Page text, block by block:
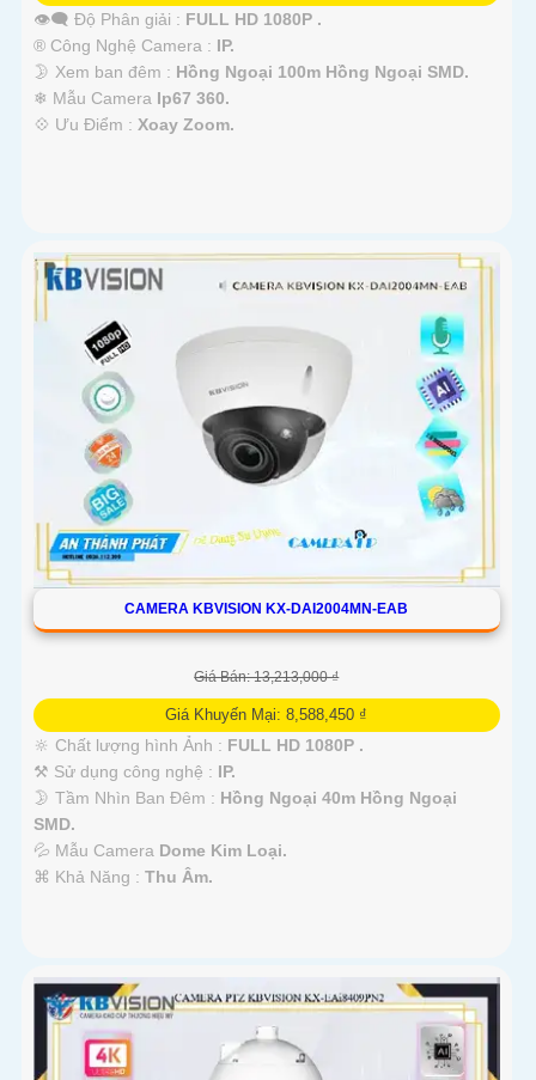
👁️‍🗨 Độ Phân giải : FULL HD 1080P .
®️ Công Nghệ Camera : IP.
🌛 Xem ban đêm : Hồng Ngoại 100m Hồng Ngoại SMD.
❄ Mẫu Camera Ip67 360.
️💠 Ưu Điểm : Xoay Zoom.
CAMERA KBVISION KX-DAI2004MN-EAB
Giá Bán: 13,213,000 ₫
Giá Khuyến Mại: 8,588,450 ₫
🔆 Chất lượng hình Ảnh : FULL HD 1080P .
⚒ Sử dụng công nghệ : IP.
🌛 Tầm Nhìn Ban Đêm : Hồng Ngoại 40m Hồng Ngoại
SMD.
💦 Mẫu Camera Dome Kim Loại.
️⌘ Khả Năng : Thu Âm.